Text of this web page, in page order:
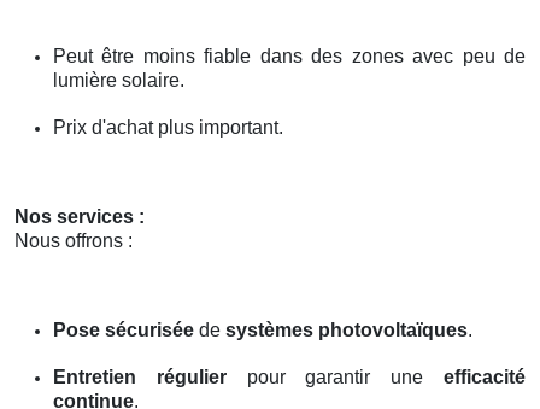
Peut être moins fiable dans des zones avec peu de
lumière solaire.
Prix d'achat plus important.
Nos services :
Nous offrons :
Pose sécurisée de systèmes photovoltaïques.
Entretien régulierpour garantir uneefficacité
continue.